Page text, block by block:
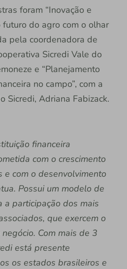
foram “Inovação e
do agro com o olhar
pela coordenadora de
Sicredi Vale do
e “Planejamento
no campo”, com a
Sicredi, Adriana Fabizack.
financeira
com o crescimento
e com o desenvolvimento
Possui um modelo de
a participação dos mais
que exercem o
Com mais de 3
está presente
os estados brasileiros e